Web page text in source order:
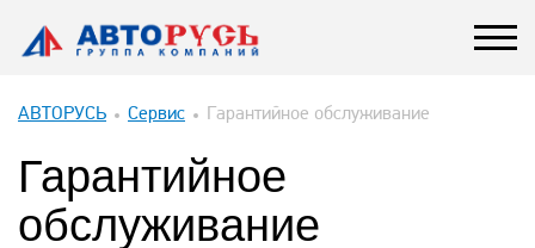
АВТОРУСЬ Сервис Гарантийное обслуживание
Гарантийное
обслуживание